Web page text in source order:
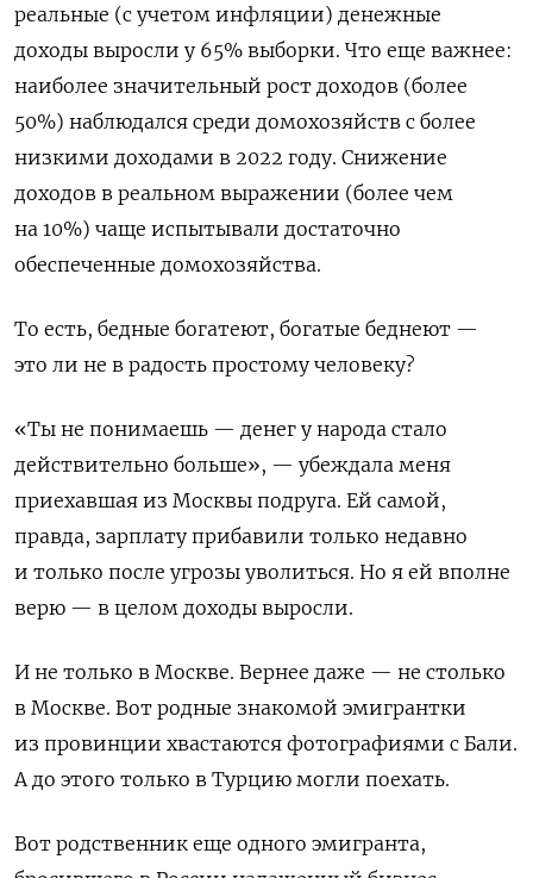
реальные (с учетом инфляции) денежные
доходы выросли у 65% выборки. Что еще важнее:
наиболее значительный рост доходов (более
50%) наблюдался среди домохозяйств с более
низкими доходами в 2022 году. Снижение
доходов в реальном выражении (более чем
на 10%) чаще испытывали достаточно
обеспеченные домохозяйства.
То есть, бедные богатеют, богатые беднеют —
это ли не в радость простому человеку?
«Ты не понимаешь — денег у народа стало
действительно больше», — убеждала меня
приехавшая из Москвы подруга. Ей самой,
правда, зарплату прибавили только недавно
и только после угрозы уволиться. Но я ей вполне
верю — в целом доходы выросли.
И не только в Москве. Вернее даже — не столько
в Москве. Вот родные знакомой эмигрантки
из провинции хвастаются фотографиями с Бали.
А до этого только в Турцию могли поехать.
Вот родственник еще одного эмигранта,